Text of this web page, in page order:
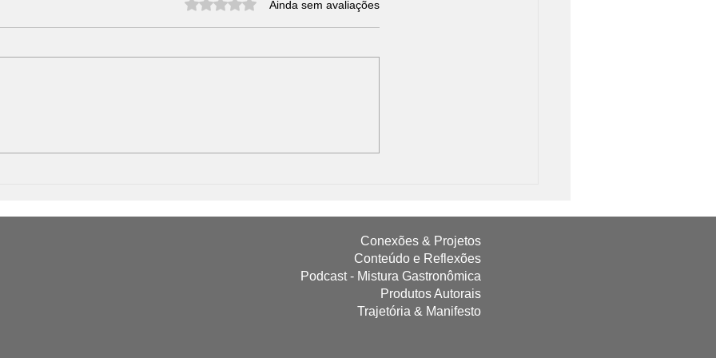
Avaliado com 0 de 5 estrelas.
Ainda sem avaliações
Conexões & Projetos
Conteúdo e Reflexões
Podcast - Mistura Gastronômica
Produtos Autorais
Trajetória & Manifesto